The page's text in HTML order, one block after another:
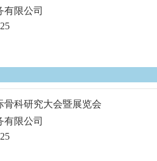
有限公司
骨科研究大会暨展览会
有限公司